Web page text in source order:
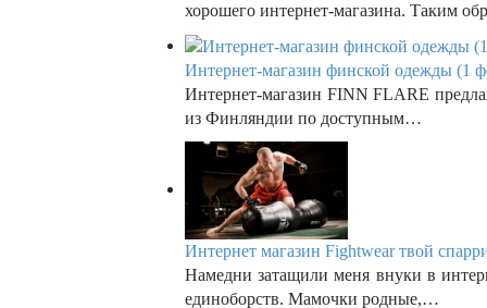
хорошего интернет-магазина. Таким
Интернет-магазин финской одежды (1
Интернет-магазин FINN FLARE
из Финляндии по доступным…
Интернет магазин Fightwear твой
Намедни затащили меня внуки в
единоборств. Мамочки родные,…